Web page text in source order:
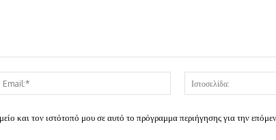
Email:*
και τον ιστότοπό μου σε αυτό το πρόγραμμα περιήγησης για την